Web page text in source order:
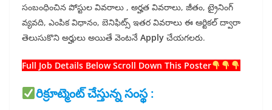
సంబంధించిన పోస్టుల వివరాలు , అర్హత వివరాలు, జీతం, ట్రైనింగ్
వ్యవది, ఎంపిక విధానం, బెనిఫిట్స్ ఇతర వివరాలు ఈ ఆర్టికల్ ద్వారా
తెలుసుకొని అర్హులు అయితే వెంటనే Apply చేయగలరు.
Full Job Details Below Scroll Down This Poster
రిక్రూట్మెంట్ చేస్తున్న సంస్థ :